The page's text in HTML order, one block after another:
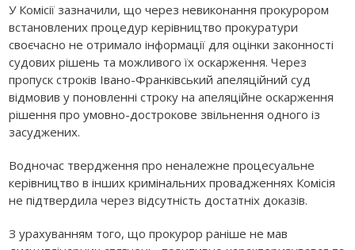
У Комісії зазначили, що через невиконання прокурором
встановлених процедур керівництво прокуратури
своєчасно не отримало інформації для оцінки законності
судових рішень та можливого їх оскарження. Через
пропуск строків Івано-Франківський апеляційний суд
відмовив у поновленні строку на апеляційне оскарження
рішення про умовно-дострокове звільнення одного із
засуджених.
Водночас твердження про неналежне процесуальне
керівництво в інших кримінальних провадженнях Комісія
не підтвердила через відсутність достатніх доказів.
З урахуванням того, що прокурор раніше не мав